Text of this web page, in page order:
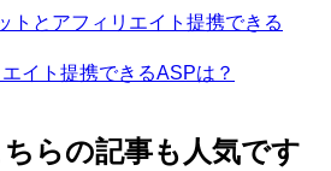
トとアフィリエイト提携できる
イト提携できるASPは？